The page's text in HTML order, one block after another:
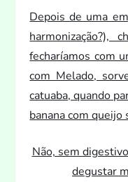
Depois de uma
harmonização?),
fecharíamos com
com Melado,
catuaba, quando
banana com
Não, sem
degustar